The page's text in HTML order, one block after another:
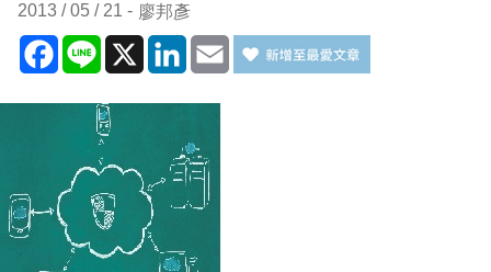
2013 / 05 / 21 廖邦彥
Facebook
Line X LinkedIn
Email